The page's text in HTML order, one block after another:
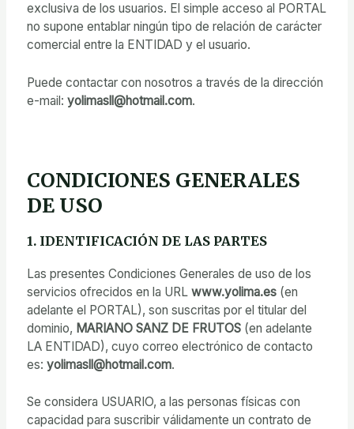
exclusiva de los usuarios. El simple acceso al PORTAL
no supone entablar ningún tipo de relación de carácter
comercial entre la ENTIDAD y el usuario.
Puede contactar con nosotros a través de la dirección
e-mail: yolimasll@hotmail.com.
CONDICIONES GENERALES
DE USO
1. IDENTIFICACIÓN DE LAS PARTES
Las presentes Condiciones Generales de uso de los
servicios ofrecidos en la URL www.yolima.es(en
adelante el PORTAL), son suscritas por el titular del
dominio, MARIANO SANZ DE FRUTOS(en adelante
LA ENTIDAD), cuyo correo electrónico de contacto
es: yolimasll@hotmail.com.
Se considera USUARIO, a las personas físicas con
capacidad para suscribir válidamente un contrato de